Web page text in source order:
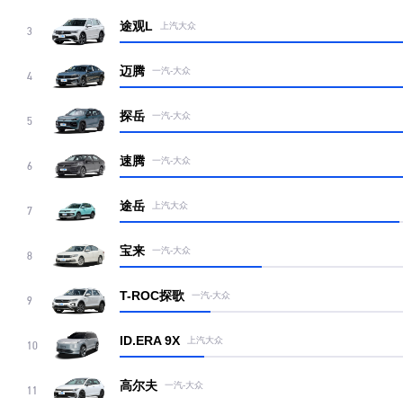
3 途观L 上汽大众
4 迈腾 一汽-大众
5 探岳 一汽-大众
6 速腾 一汽-大众
7 途岳 上汽大众
8 宝来 一汽-大众
9 T-ROC探歌 一汽-大众
10 ID.ERA 9X 上汽大众
11 高尔夫 一汽-大众